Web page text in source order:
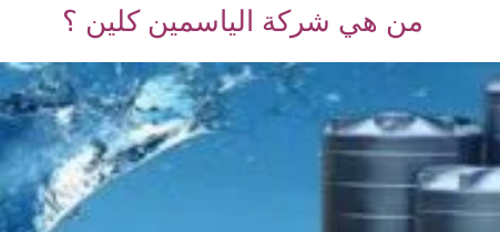
من هي شركة الياسمين كلين ؟